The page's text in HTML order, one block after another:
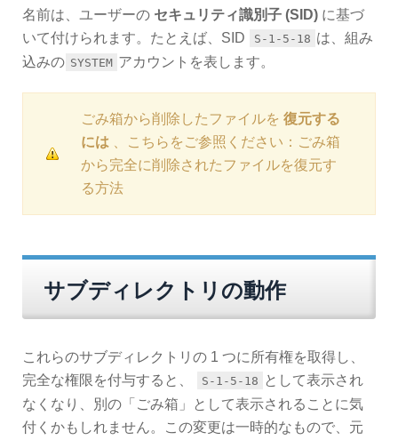
名前は、ユーザーの セキュリティ識別子 (SID) に基づ
いて付けられます。たとえば、SID
S-1-5-18 は、組み
込みの SYSTEM アカウントを表します。
ごみ箱から削除したファイルを 復元する
には 、こちらをご参照ください： ごみ箱
から完全に削除されたファイルを復元す
る方法
サブディレクトリの動作
これらのサブディレクトリの 1 つに所有権を取得し、
完全な権限を付与すると、
S-1-5-18
として表示され
なくなり、別の「ごみ箱」として表示されることに気
付くかもしれません。この変更は一時的なもので、元